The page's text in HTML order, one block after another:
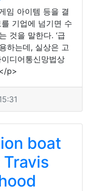
임 아이템 등을 결
기업에 넘기면 수
것을 말한다. ‘급
하는데, 실상은 고
디어통신망법상
p>
boat